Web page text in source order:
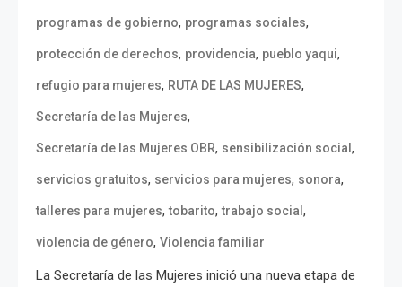
programas de gobierno, programas sociales,
protección de derechos, providencia, pueblo yaqui,
refugio para mujeres, RUTA DE LAS MUJERES,
Secretaría de las Mujeres,
Secretaría de las Mujeres OBR, sensibilización social ,
servicios gratuitos, servicios para mujeres, sonora,
talleres para mujeres,tobarito,trabajo social ,
violencia de género, Violencia familiar
La Secretaría de las Mujeres inició una nueva etapa de